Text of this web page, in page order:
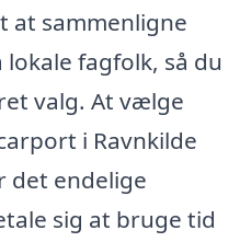
at sammenligne
fagfolk, så du
valg. At vælge
i Ravnkilde
det endelige
sig at bruge tid